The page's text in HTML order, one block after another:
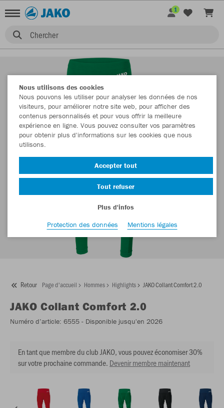
Chercher
1
Retour Page d'accueil Hommes Highlights JAKO Collant Comfort 2.0
JAKO Collant Comfort 2.0
Numéro d’article: 6555 - Disponible jusqu'en 2026
En tant que membre du club JAKO, vous pouvez économiser 30%
sur votre prochaine commande. Devenir membre maintenant
Nous utilisons des cookies
Nous pouvons les utiliser pour analyser les données de nos
visiteurs, pour améliorer notre site web, pour afficher des
contenus personnalisés et pour vous offrir la meilleure
expérience en ligne. Vous pouvez consulter vos paramètres
pour obtenir plus d'informations sur les cookies que nous
utilisons.
Accepter tout
Tout refuser
Plus d'infos
Protection des données
Mentions légales